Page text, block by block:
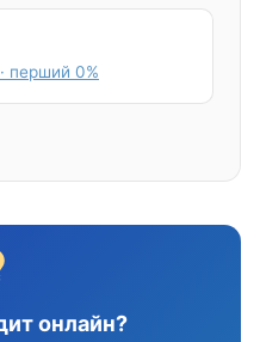
перший 0%
онлайн?